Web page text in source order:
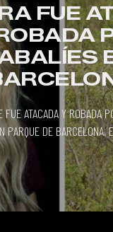
FUE
FUE ATACADA Y ROBADA
PARQUE DE BARCELONA,